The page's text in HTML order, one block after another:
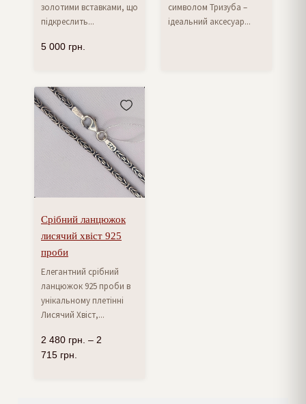
золотими вставками, що
підкреслить...
5 000 грн.
символом Тризуба –
ідеальний аксесуар...
Срібний ланцюжок
лисячий хвіст 925
проби
Елегантний срібний
ланцюжок 925 проби в
унікальному плетінні
Лисячий Хвіст,...
2 480 грн. – 2
715 грн.